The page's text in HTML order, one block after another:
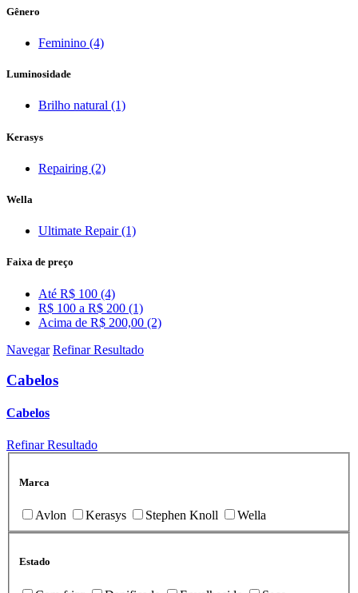
Gênero
Feminino (4)
Luminosidade
Brilho natural (1)
Kerasys
Repairing (2)
Wella
Ultimate Repair (1)
Faixa de preço
Até R$ 100 (4)
R$ 100 a R$ 200 (1)
Acima de R$ 200,00 (2)
Navegar Refinar Resultado
Cabelos
Cabelos
Refinar Resultado
Marca
Avlon Kerasys Stephen Knoll Wella
Estado